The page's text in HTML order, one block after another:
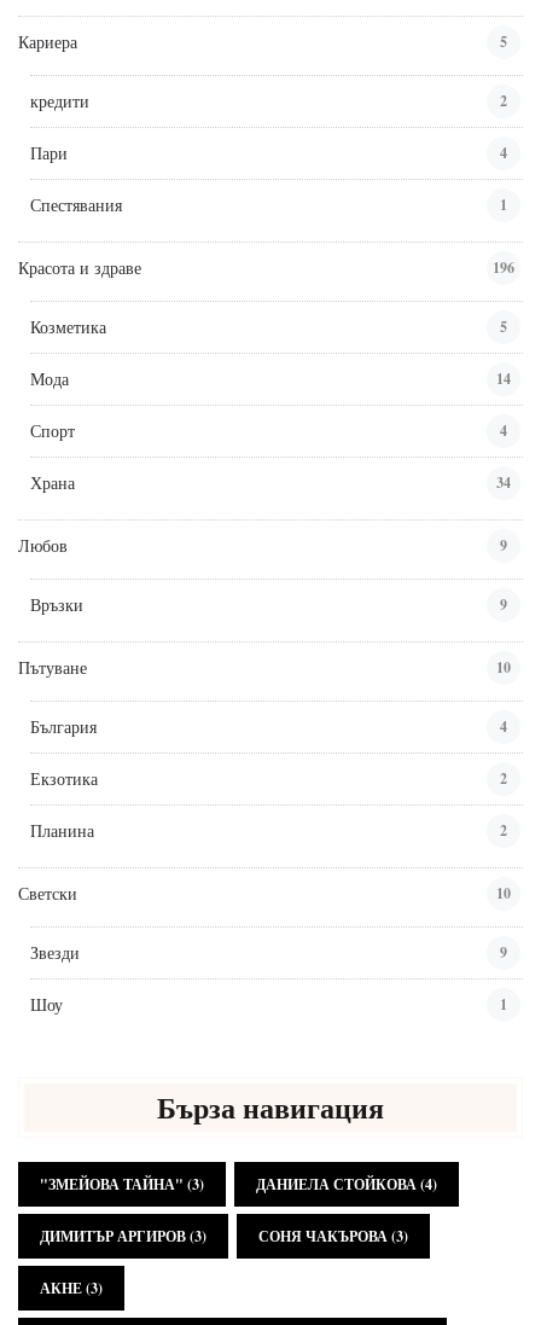
Кариера 5
кредити 2
Пари 4
Спестявания 1
Красота и здраве 196
Козметика 5
Мода 14
Спорт 4
Храна 34
Любов 9
Връзки 9
Пътуване 10
България 4
Екзотика 2
Планина 2
Светски 10
Звезди 9
Шоу 1
Бърза навигация
"ЗМЕЙОВА ТАЙНА" (3) ДАНИЕЛА СТОЙКОВА(4)
ДИМИТЪР АРГИРОВ(3) СОНЯ ЧАКЪРОВА(3)
АКНЕ(3)